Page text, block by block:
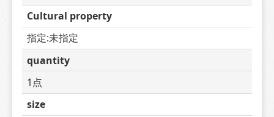
Cultural property
指定:未指定
quantity
1点
size